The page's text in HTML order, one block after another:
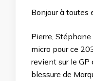
Bonjour à toutes
Pierre,
micro pour ce
revient sur le GP
blessure de